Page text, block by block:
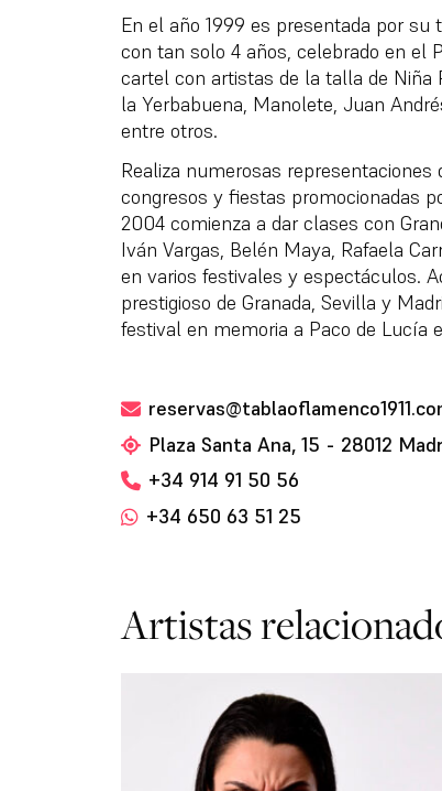
En el año 1999 es presentada por
con tan solo 4 años, celebrado en el
cartel con artistas de la talla de Niña
la Yerbabuena, Manolete, Juan
entre otros.
Realiza numerosas
congresos y fiestas promocionadas
2004 comienza a dar clases con
Iván Vargas, Belén Maya, Rafaela
en varios festivales y espectáculos.
prestigioso de Granada, Sevilla y
festival en memoria a Paco de Lucía
Plaza Santa Ana, 15 - 28012
+34 914 91 50 56
+34 650 63 51 25
Artistas